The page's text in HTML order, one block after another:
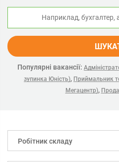
Популярні вакансії:
зупинка Юність), Приймальник
Мегацентр),
Робітник складу